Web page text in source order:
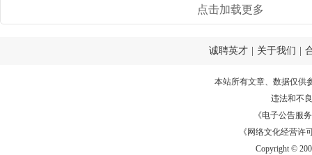
点击加载更多
诚聘英才 关于我们
本站所有文章、数据仅供
违法和不
《电子公告服务
《网络文化经营许
Copyright ©